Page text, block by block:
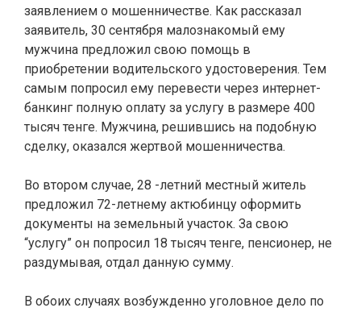
заявлением о мошенничестве. Как рассказал
заявитель, 30 сентября малознакомый ему
мужчина предложил свою помощь в
приобретении водительского удостоверения. Тем
самым попросил ему перевести через интернет-
банкинг полную оплату за услугу в размере 400
тысяч тенге. Мужчина, решившись на подобную
сделку, оказался жертвой мошенничества.
Во втором случае, 28 -летний местный житель
предложил 72-летнему актюбинцу оформить
документы на земельный участок. За свою
“услугу” он попросил 18 тысяч тенге, пенсионер, не
раздумывая, отдал данную сумму.
В обоих случаях возбужденно уголовное дело по